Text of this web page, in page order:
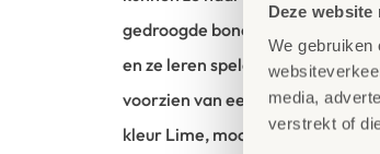
Deze
We gebruiken
media,
verstrekt of
gedroogde bonen maken. Alle
en ze leren spelenderwijs over
voorzien van een bijzonder
kleur Lime, mocht je liever een